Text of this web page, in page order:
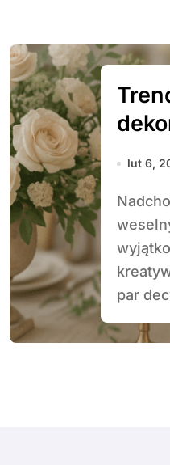
lut 6,
Nadchodzący sezon
par